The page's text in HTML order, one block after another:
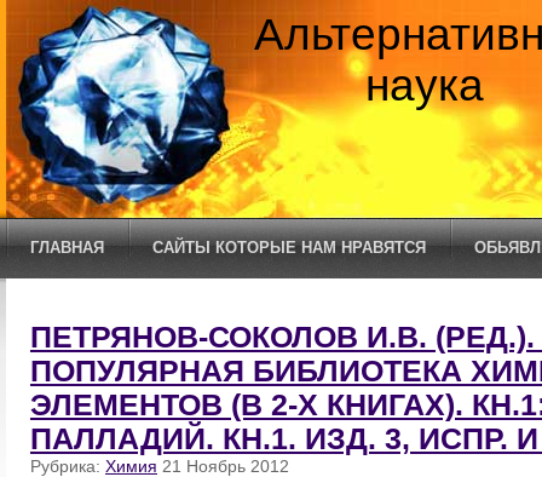
наука
ГЛАВНАЯ САЙТЫ КОТОРЫЕ НАМ НРАВЯТСЯ
ПЕТРЯНОВ-СОКОЛОВ И.В. (РЕД.).
ПОПУЛЯРНАЯ БИБЛИОТЕКА
ЭЛЕМЕНТОВ (В 2-Х КНИГАХ).
ПАЛЛАДИЙ. КН.1. ИЗД. 3, ИСПР.
Рубрика: Химия 21 Ноябрь 2012